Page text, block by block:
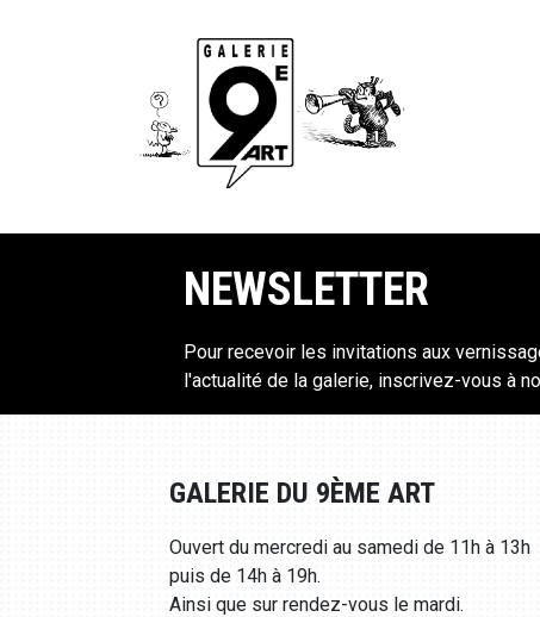
NEWSLETTER
Pour recevoir les invitations aux
l'actualité de la galerie, inscrivez-vous à
GALERIE DU 9ÈME ART
Ouvert du mercredi au samedi de 11h à 13h
puis de 14h à 19h.
Ainsi que sur rendez-vous le mardi.